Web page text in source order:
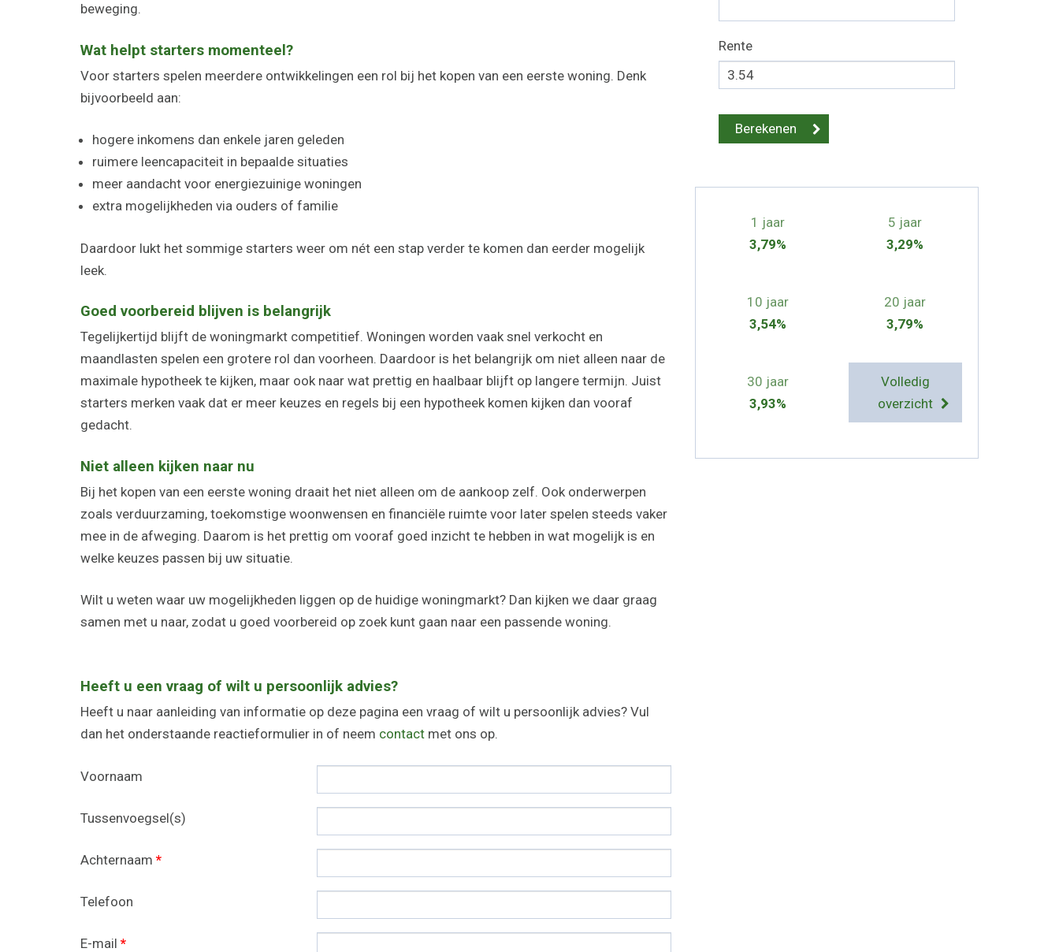
beweging.
Wat helpt starters momenteel?
Voor starters spelen meerdere ontwikkelingen een rol bij het kopen van een eerste woning. Denk
bijvoorbeeld aan:
hogere inkomens dan enkele jaren geleden
ruimere leencapaciteit in bepaalde situaties
meer aandacht voor energiezuinige woningen
extra mogelijkheden via ouders of familie
Daardoor lukt het sommige starters weer om nét een stap verder te komen dan eerder mogelijk
leek.
Goed voorbereid blijven is belangrijk
Tegelijkertijd blijft de woningmarkt competitief. Woningen worden vaak snel verkocht en
maandlasten spelen een grotere rol dan voorheen. Daardoor is het belangrijk om niet alleen naar de
maximale hypotheek te kijken, maar ook naar wat prettig en haalbaar blijft op langere termijn. Juist
starters merken vaak dat er meer keuzes en regels bij een hypotheek komen kijken dan vooraf
gedacht.
Niet alleen kijken naar nu
Bij het kopen van een eerste woning draait het niet alleen om de aankoop zelf. Ook onderwerpen
zoals verduurzaming, toekomstige woonwensen en financiële ruimte voor later spelen steeds vaker
mee in de afweging. Daarom is het prettig om vooraf goed inzicht te hebben in wat mogelijk is en
welke keuzes passen bij uw situatie.
Wilt u weten waar uw mogelijkheden liggen op de huidige woningmarkt? Dan kijken we daar graag
samen met u naar, zodat u goed voorbereid op zoek kunt gaan naar een passende woning.
Heeft u een vraag of wilt u persoonlijk advies?
Heeft u naar aanleiding van informatie op deze pagina een vraag of wilt u persoonlijk advies? Vul
dan het onderstaande reactieformulier in of neem contact met ons op.
Voornaam
Tussenvoegsel(s)
Achternaam *
Telefoon
E-mail *
Rente
1 jaar
3,79%
5 jaar
3,29%
10 jaar
3,54%
20 jaar
3,79%
30 jaar
3,93%
Volledig
overzicht